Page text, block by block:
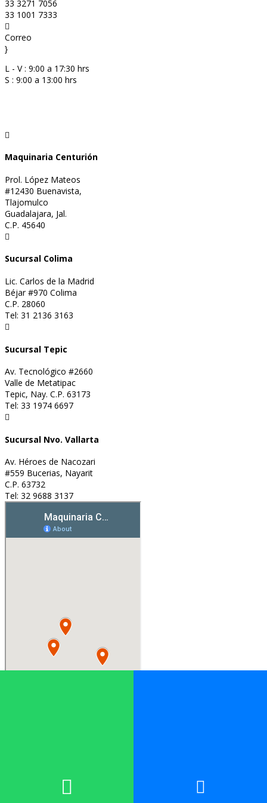
33 3271 7056
33 1001 7333

Correo
}
L - V : 9:00 a 17:30 hrs
S : 9:00 a 13:00 hrs

Maquinaria Centurión
Prol. López Mateos
#12430 Buenavista,
Tlajomulco
Guadalajara, Jal.
C.P. 45640

Sucursal Colima
Lic. Carlos de la Madrid
Béjar #970 Colima
C.P. 28060
Tel: 31 2136 3163

Sucursal Tepic
Av. Tecnológico #2660
Valle de Metatipac
Tepic, Nay. C.P. 63173
Tel: 33 1974 6697

Sucursal Nvo. Vallarta
Av. Héroes de Nacozari
#559 Bucerias, Nayarit
C.P. 63732
Tel: 32 9688 3137